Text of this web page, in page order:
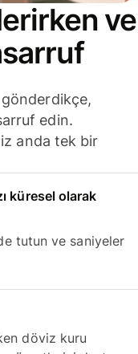
ve
edin.
anda tek bir
küresel olarak
tutun ve saniyeler
döviz kuru